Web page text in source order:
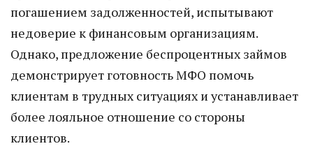
погашением задолженностей, испытывают
недоверие к финансовым организациям.
Однако, предложение беспроцентных займов
демонстрирует готовность МФО помочь
клиентам в трудных ситуациях и устанавливает
более лояльное отношение со стороны
клиентов.